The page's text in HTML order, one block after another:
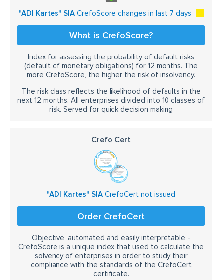
"ADI Kartes" SIACrefoScore changes in last 7 days
What is CrefoScore?
Index for assessing the probability of default risks
(default of monetary obligations) for 12 months. The
more CrefoScore, the higher the risk of insolvency.
The risk class reflects the likelihood of defaults in the
next 12 months. All enterprises divided into 10 classes of
risk. Served for quick decision making
Crefo Cert
"ADI Kartes" SIA CrefoCert not issued
Order CrefoCert
Objective, automated and easily interpretable -
CrefoScore is a unique index that used to calculate the
solvency of enterprises in order to study their
compliance with the standards of the CrefoCert
certificate.